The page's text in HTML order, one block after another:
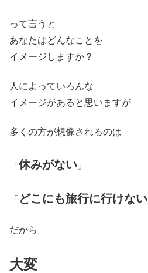
って言うと
あなたはどんなことを
イメージしますか？
人によっていろんな
イメージがあると思いますが
多くの方が想像されるのは
「 休みがない 」
「 どこにも旅行に行けない
だから
大変